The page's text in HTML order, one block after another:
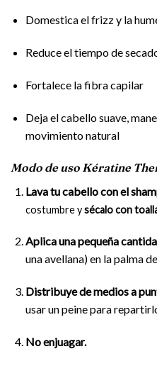
Domestica el frizz y la
Reduce el tiempo de
Fortalece la fibra capilar
Deja el cabello suave,
movimiento natural
Modo de uso Kératine
Lava tu cabello con el
costumbre ysécalo con
Aplica una pequeña
una avellana) en la palma
Distribuye de medios a
usar un peine para
No enjuagar.